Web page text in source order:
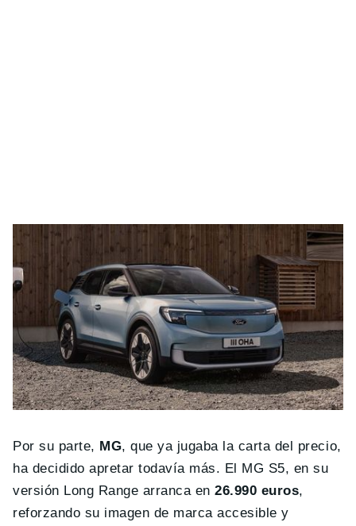
Por su parte, MG, que ya jugaba la carta del precio,
ha decidido apretar todavía más. El MG S5, en su
versión Long Range arranca en26.990 euros,
reforzando su imagen de marca accesible y